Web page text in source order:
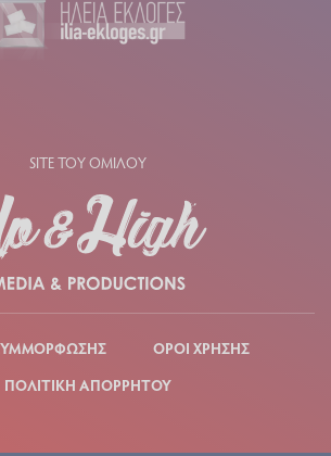
SITE ΤΟΥ ΟΜΙΛΟΥ
ΟΡΟΙ ΧΡΗΣΗΣ
ΠΟΛΙΤΙΚΗ ΑΠΟΡΡΗΤΟΥ